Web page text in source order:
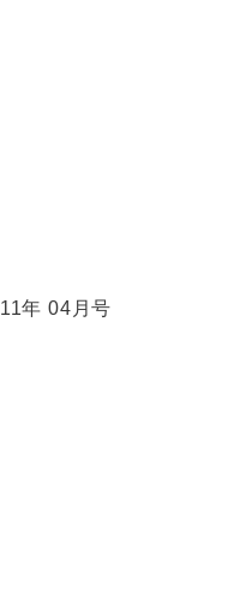
年 04月号